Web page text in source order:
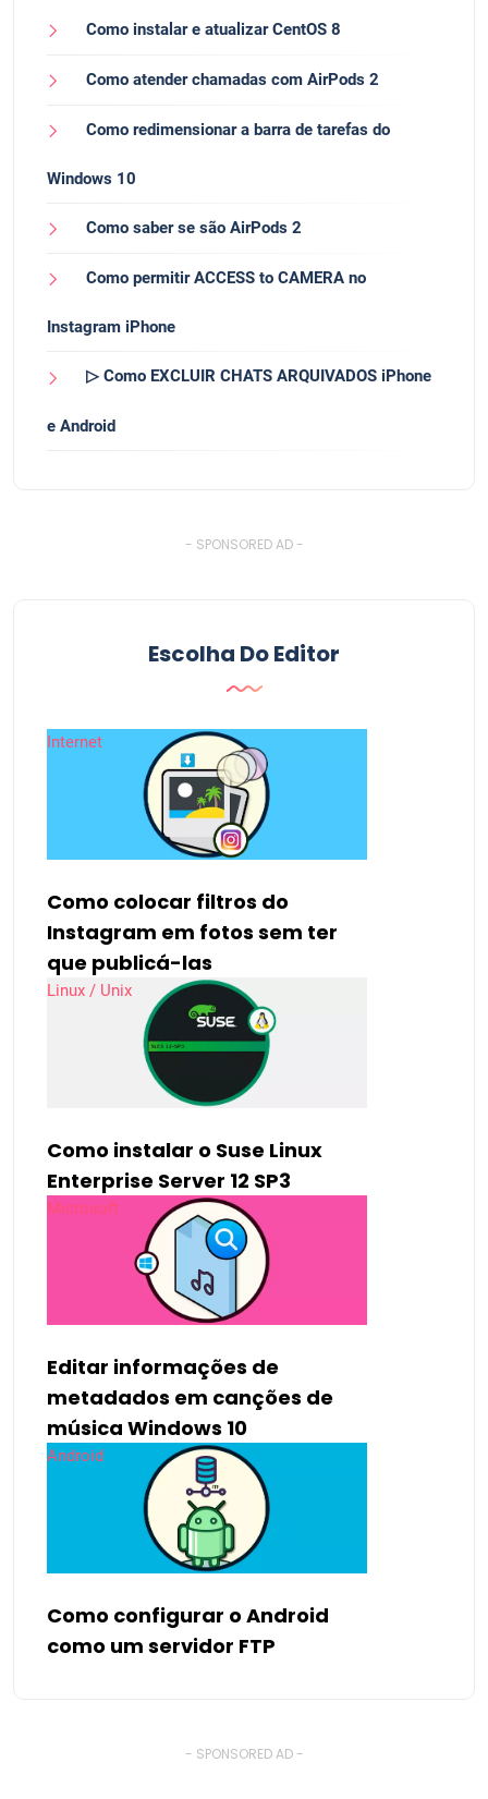
Como instalar e atualizar CentOS 8
Como atender chamadas com AirPods 2
Como redimensionar a barra de tarefas do
Windows 10
Como saber se são AirPods 2
Como permitir ACCESS to CAMERA no
Instagram iPhone
▷ Como EXCLUIR CHATS ARQUIVADOS iPhone
e Android
- SPONSORED AD -
Escolha Do Editor
Internet
Como colocar filtros do
Instagram em fotos sem ter
que publicá-las
Linux / Unix
Como instalar o Suse Linux
Enterprise Server 12 SP3
Microsoft
Editar informações de
metadados em canções de
música Windows 10
Android
Como configurar o Android
como um servidor FTP
- SPONSORED AD -